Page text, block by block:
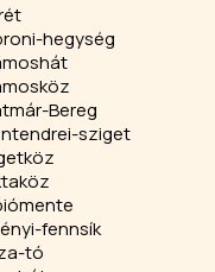
hegység
Bereg
sziget
fennsík
tó